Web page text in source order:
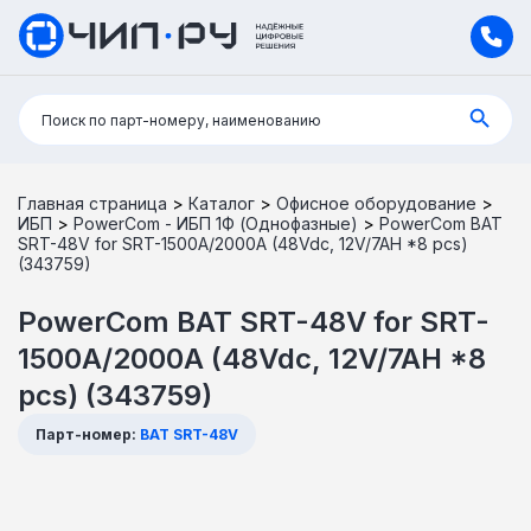
Поиск:
Поиск по парт-номеру, наименованию
Главная страница > Каталог > Офисное оборудование >
ИБП > PowerCom - ИБП 1Ф (Однофазные) > PowerCom BAT
SRT-48V for SRT-1500A/2000A (48Vdc, 12V/7AH *8 pcs)
(343759)
PowerCom BAT SRT-48V for SRT-
1500A/2000A (48Vdc, 12V/7AH *8
pcs) (343759)
Парт-номер: BAT SRT-48V